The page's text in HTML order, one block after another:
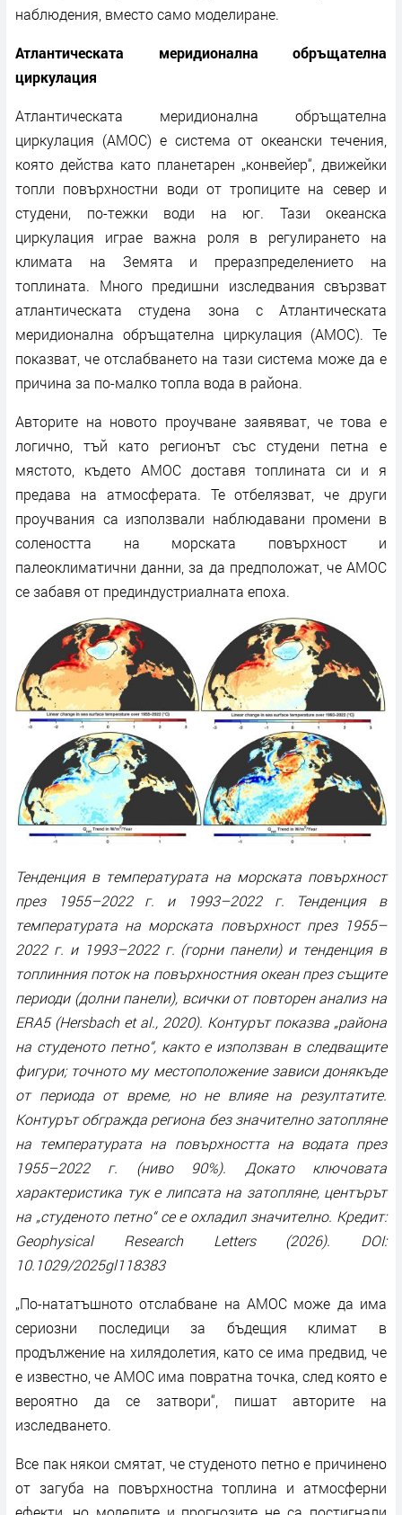
наблюдения, вместо само моделиране.
Атлантическата меридионална обръщателна
циркулация
Атлантическата меридионална обръщателна
циркулация (AMOC) е система от океански течения,
която действа като планетарен „конвейер“, движейки
топли повърхностни води от тропиците на север и
студени, по-тежки води на юг. Тази океанска
циркулация играе важна роля в регулирането на
климата на Земята и преразпределението на
топлината. Много предишни изследвания свързват
атлантическата студена зона с Атлантическата
меридионална обръщателна циркулация (AMOC). Те
показват, че отслабването на тази система може да е
причина за по-малко топла вода в района.
Авторите на новото проучване заявяват, че това е
логично, тъй като регионът със студени петна е
мястото, където AMOC доставя топлината си и я
предава на атмосферата. Те отбелязват, че други
проучвания са използвали наблюдавани промени в
солеността на морската повърхност и
палеоклиматични данни, за да предположат, че AMOC
се забавя от прединдустриалната епоха.
Тенденция в температурата на морската повърхност
през 1955–2022 г. и 1993–2022 г. Тенденция в
температурата на морската повърхност през 1955–
2022 г. и 1993–2022 г. (горни панели) и тенденция в
топлинния поток на повърхностния океан през същите
периоди (долни панели), всички от повторен анализ на
ERA5 (Hersbach et al., 2020). Контурът показва „района
на студеното петно“, както е използван в следващите
фигури; точното му местоположение зависи донякъде
от периода от време, но не влияе на резултатите.
Контурът обгражда региона без значително затопляне
на температурата на повърхността на водата през
1955–2022 г. (ниво 90%). Докато ключовата
характеристика тук е липсата на затопляне, центърът
на „студеното петно“ се е охладил значително. Кредит:
Geophysical Research Letters (2026). DOI:
10.1029/2025gl118383
„По-нататъшното отслабване на AMOC може да има
сериозни последици за бъдещия климат в
продължение на хилядолетия, като се има предвид, че
е известно, че AMOC има повратна точка, след която е
вероятно да се затвори“, пишат авторите на
изследването.
Все пак някои смятат, че студеното петно ​​е причинено
от загуба на повърхностна топлина и атмосферни